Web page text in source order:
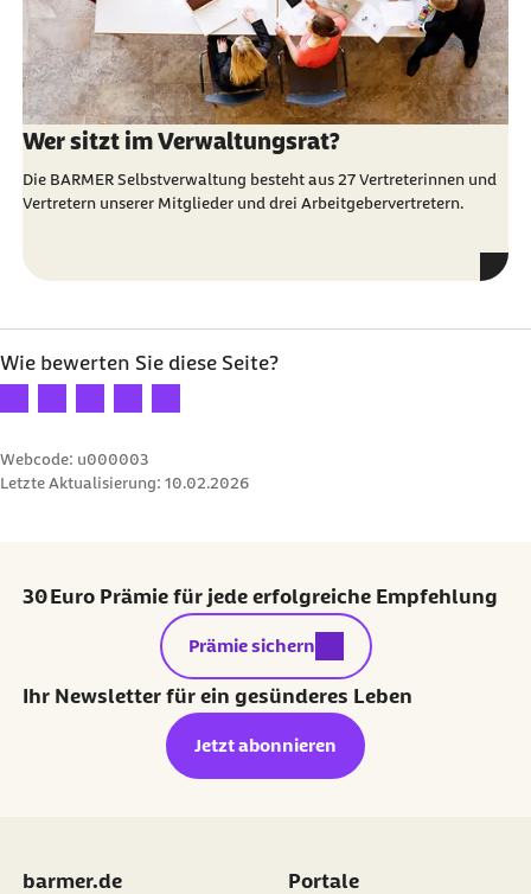
Wer sitzt im Verwaltungsrat?
Die BARMER Selbstverwaltung besteht aus 27 Vertreterinnen und
Vertretern unserer Mitglieder und drei Arbeitgebervertretern.
Wie bewerten Sie diese Seite?
Ihre Bewertung: 1 Stern
Ihre Bewertung: 2 Sterne
Ihre Bewertung: 3 Sterne
Ihre Bewertung: 4 Sterne
Ihre Bewertung: 5 Sterne
Webcode: u000003
Letzte Aktualisierung: 10.02.2026
30 Euro Prämie für jede erfolgreiche Empfehlung
externer Link:
Prämie sichern
Ihr Newsletter für ein gesünderes Leben
Jetzt abonnieren
barmer.de Portale